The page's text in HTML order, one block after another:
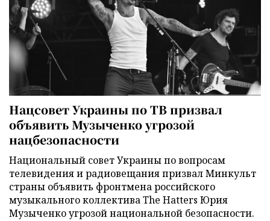
Нацсовет Украины по ТВ призвал
объявить Музыченко угрозой
нацбезопасности
Национальный совет Украины по вопросам
телевидения и радиовещания призвал Минкульт
страны объявить фронтмена российского
музыкального коллектива The Hatters Юрия
Музыченко угрозой национальной безопасности.